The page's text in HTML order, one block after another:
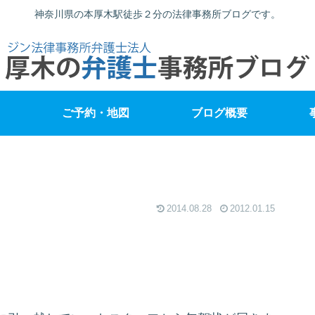
神奈川県の本厚木駅徒歩２分の法律事務所ブログです。
ご予約・地図 ブログ概要
2014.08.28 2012.01.15